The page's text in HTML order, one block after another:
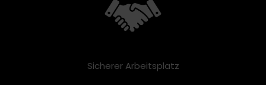
Sicherer Arbeitsplatz